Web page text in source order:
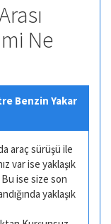
Ne
Benzin Yakar
araç sürüşü ile
var ise yaklaşık
Bu ise size son
yaklaşık